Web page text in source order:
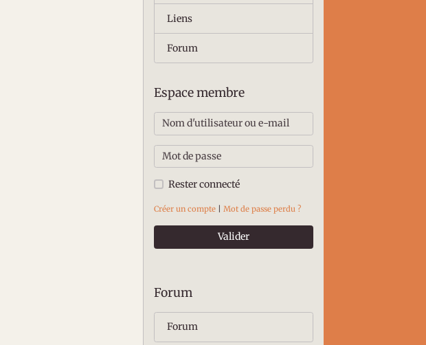
Liens
Forum
Espace membre
Rester connecté
Créer un compte |Mot de passe perdu ?
Valider
Forum
Forum